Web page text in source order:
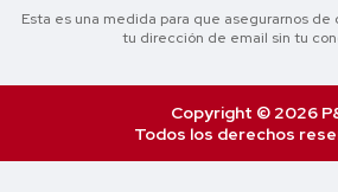
Esta es una medida para que asegurarnos
tu dirección de email sin tu
Copyright © 2026
Todos los derechos